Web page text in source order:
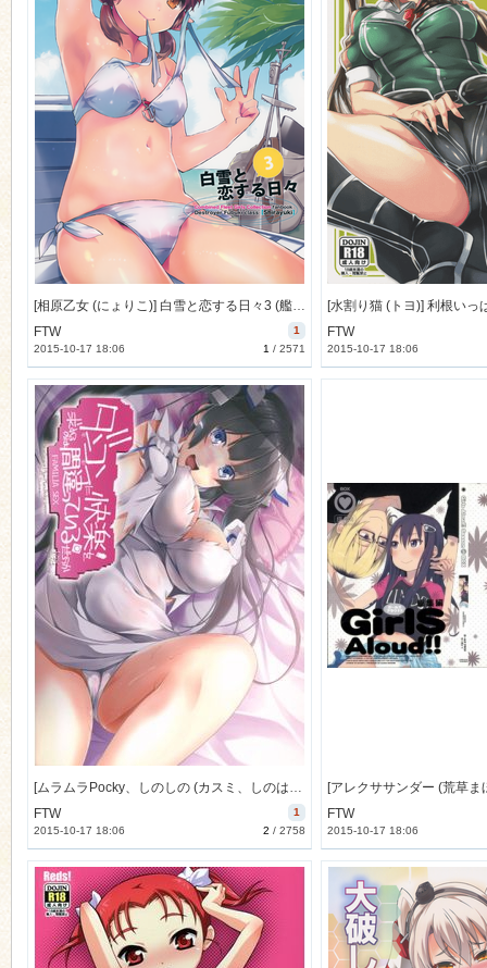
[相原乙女 (にょりこ)] 白雪と恋する日々3 (艦隊これくしょん -艦これ-) [35M]
1
FTW
1 / 2571
2015-10-17 18:06
FTW
2015-10-17 18:06
[ムラムラPocky、しのしの (カスミ、しのはらしのめ)] ダンコンに快楽を求めるのは間違っているだろうか (ダンジョンに出会いを求めるのは間違っているだろうか) [38M]
1
FTW
2 / 2758
2015-10-17 18:06
FTW
2015-10-17 18:06